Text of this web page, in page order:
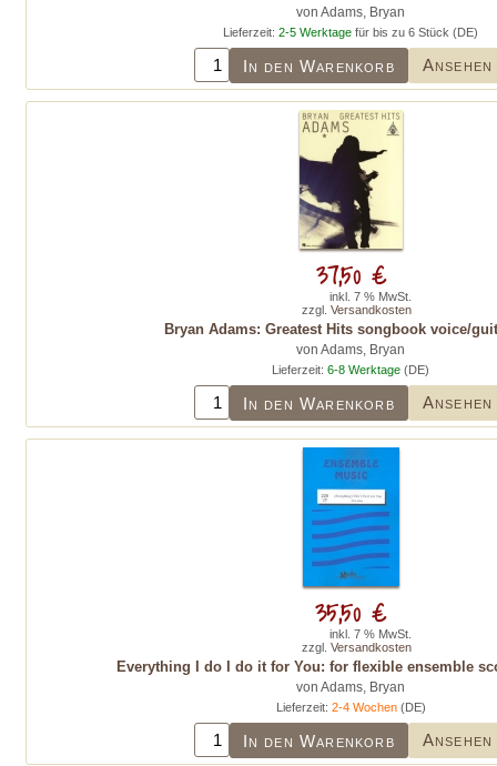
von Adams, Bryan
Lieferzeit: 2-5 Werktagefür bis zu 6 Stück (DE)
In den Warenkorb Ansehen
Bryan Adams: Greatest Hits songbook voice/
von Adams, Bryan
Lieferzeit: 6-8 Werktage (DE)
In den Warenkorb Ansehen
37,50 €
inkl. 7 % MwSt.
zzgl. Versandkosten
Everything I do I do it for You: for flexible ensemble
von Adams, Bryan
Lieferzeit: 2-4 Wochen(DE)
In den Warenkorb Ansehen
35,50 €
inkl. 7 % MwSt.
zzgl. Versandkosten